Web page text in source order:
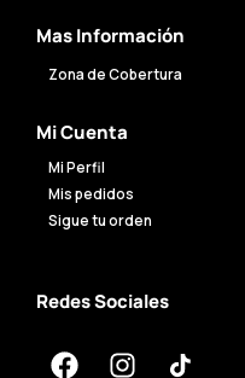
Mas Información
Zona de Cobertura
Mi Cuenta
Mi Perfil
Mis pedidos
Sigue tu orden
Redes Sociales